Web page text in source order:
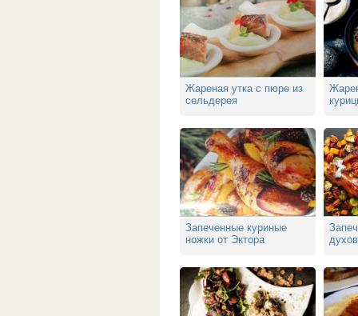
Жареная утка с пюре из
сельдерея
Запеченные куриные
ножки от Эктора